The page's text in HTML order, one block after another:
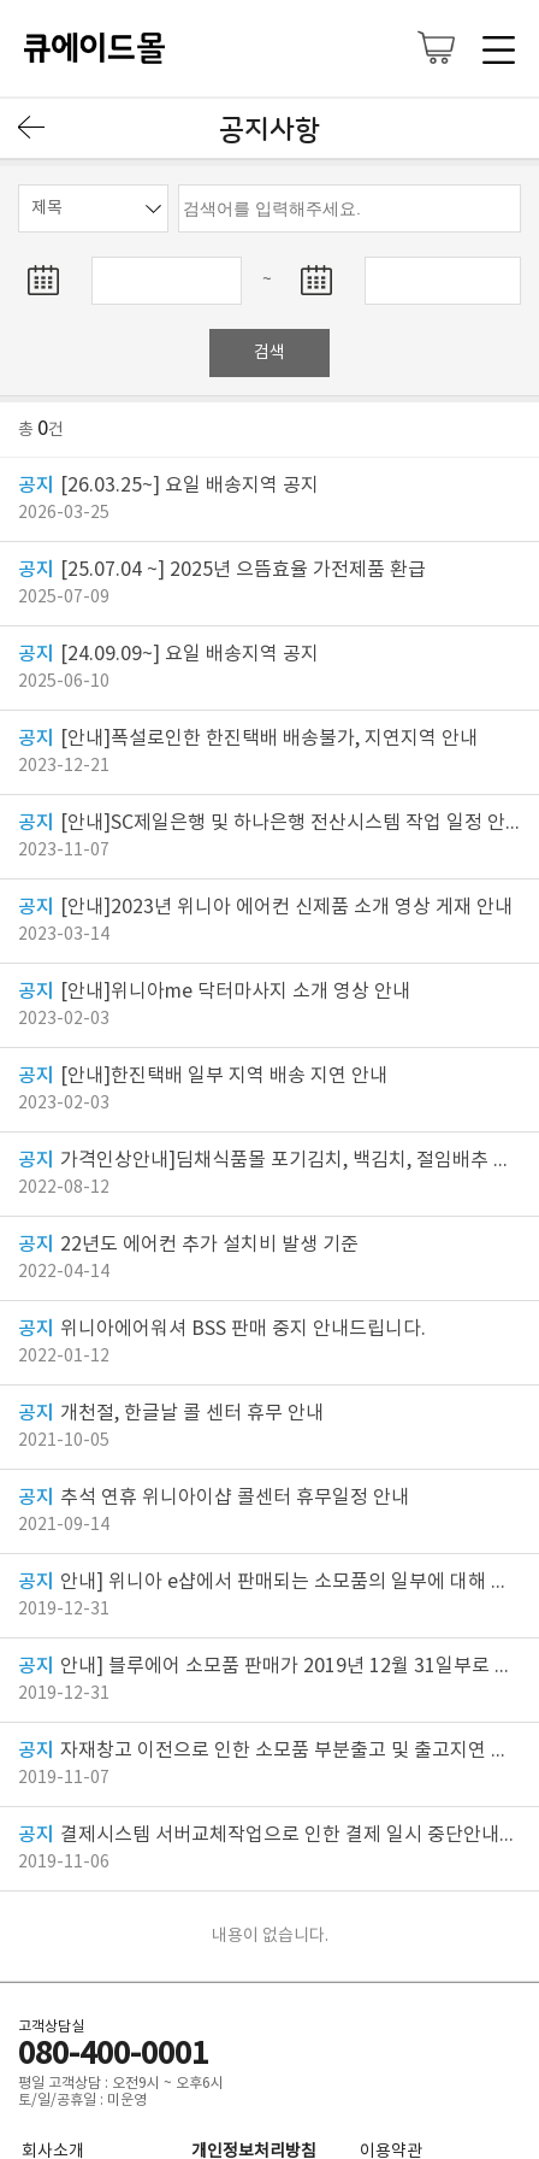
공지사항
~
검색
총 0건
[26.03.25~] 요일 배송지역 공지
2026-03-25
[25.07.04 ~] 2025년 으뜸효율 가전제품 환급
2025-07-09
[24.09.09~] 요일 배송지역 공지
2025-06-10
[안내]폭설로인한 한진택배 배송불가, 지연지역 안내
2023-12-21
[안내]SC제일은행 및 하나은행 전산시스템 작업 일정 안내
2023-11-07
[안내]2023년 위니아 에어컨 신제품 소개 영상 게재 안내
2023-03-14
[안내]위니아me 닥터마사지 소개 영상 안내
2023-02-03
[안내]한진택배 일부 지역 배송 지연 안내
2023-02-03
가격인상안내]딤채식품몰 포기김치, 백김치, 절임배추 한시적 가격인상 안내드립니다.
2022-08-12
22년도 에어컨 추가 설치비 발생 기준
2022-04-14
위니아에어워셔 BSS 판매 중지 안내드립니다.
2022-01-12
개천절, 한글날 콜 센터 휴무 안내
2021-10-05
추석 연휴 위니아이샵 콜센터 휴무일정 안내
2021-09-14
안내] 위니아 e샵에서 판매되는 소모품의 일부에 대해 가격이 인상되어 안내드립니다.
2019-12-31
안내] 블루에어 소모품 판매가 2019년 12월 31일부로 종료되었습니다.
2019-12-31
자재창고 이전으로 인한 소모품 부분출고 및 출고지연 안내
2019-11-07
결제시스템 서버교체작업으로 인한 결제 일시 중단안내드립니다.
2019-11-06
내용이 없습니다.
고객상담실
080-400-0001
평일 고객상담 : 오전9시 ~ 오후6시
토/일/공휴일 : 미운영
회사소개 개인정보처리방침 이용약관